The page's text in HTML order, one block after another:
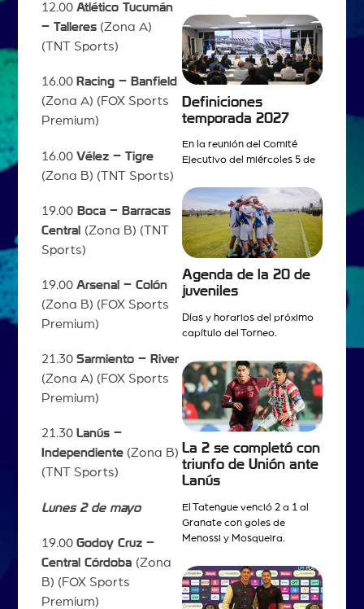
12.00 Atlético Tucumán
– Talleres(Zona A)
(TNT Sports)
16.00 Racing – Banfield
(Zona A) (FOX Sports
Premium)
16.00 Vélez – Tigre
(Zona B) (TNT Sports)
19.00Boca – Barracas
Central (Zona B) (TNT
Sports)
19.00 Arsenal – Colón
(Zona B) (FOX Sports
Premium)
21.30 Sarmiento – River
(Zona A) (FOX Sports
Premium)
21.30 Lanús –
Independiente(Zona B)
(TNT Sports)
Lunes 2 de mayo
19.00 Godoy Cruz –
Central Córdoba (Zona
B) (FOX Sports
Premium)
Definiciones
temporada 2027
En la reunión del Comité
Ejecutivo del miércoles 5 de
Agenda de la 20 de
juveniles
Días y horarios del próximo
capítulo del Torneo.
La 2 se completó con
triunfo de Unión ante
Lanús
El Tatengue venció 2 a 1 al
Granate con goles de
Menossi y Mosqueira.